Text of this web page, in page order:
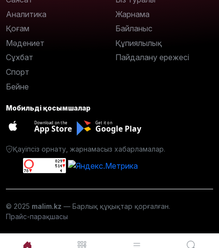
Аналитика
Қоғам
Мәдениет
Сұхбат
Спорт
Бейне
Жарнама
Байланыс
Құпиялылық
Пайдалану ережесі
Мобильді қосымшалар
Download on the
App Store
Get it on
Google Play
Қауіпсіз орнату, жарнамасыз хабарламалар.
© 2025 malim.kz — Барлық құқықтар қорғалған.
Прайс-парақшасы